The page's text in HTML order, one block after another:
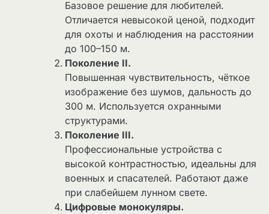
Базовое решение для любителей.
Отличается невысокой ценой, подходит
для охоты и наблюдения на расстоянии
до 100–150 м.
Поколение II.
Повышенная чувствительность, чёткое
изображение без шумов, дальность до
300 м. Используется охранными
структурами.
Поколение III.
Профессиональные устройства с
высокой контрастностью, идеальны для
военных и спасателей. Работают даже
при слабейшем лунном свете.
Цифровые монокуляры.